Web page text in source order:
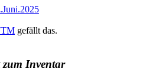
gefällt das.
zum Inventar